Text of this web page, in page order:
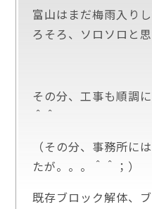
富山はまだ梅雨入り
ろそろ、ソロソロと
その分、工事も順調
＾＾
（その分、事務所に
たが。。。＾＾；）
既存ブロック解体、